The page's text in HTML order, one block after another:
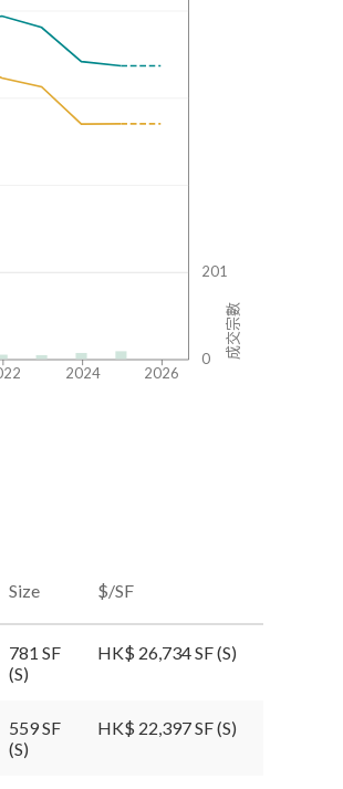
201
0
2024 2026
成交宗數
Size $/SF
781 SF
(S)
HK$ 26,734 SF (S)
559 SF
(S)
HK$ 22,397 SF (S)